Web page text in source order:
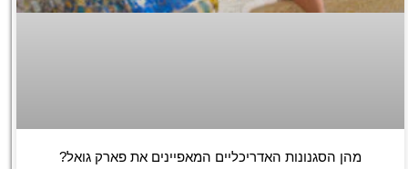
מהן הסגנונות האדריכליים המאפיינים את פארק גואל?